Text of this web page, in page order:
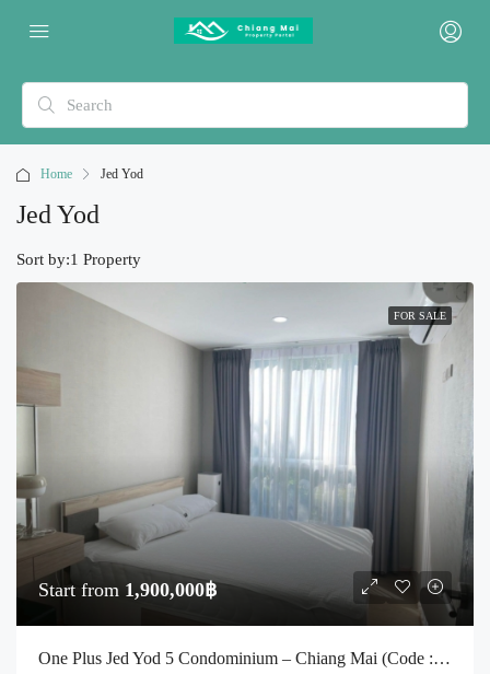
Home Jed Yod
Jed Yod
1 Property
Sort by:
FOR SALE
Start from 1,900,000฿
One Plus Jed Yod 5 Condominium – Chiang Mai (Code : S5699)